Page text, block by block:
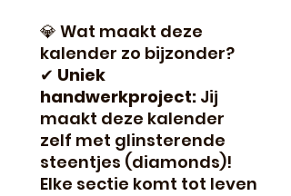
💎 Wat maakt deze
kalender zo bijzonder?
✔ Uniek
handwerkproject: Jij
maakt deze kalender
zelf met glinsterende
steentjes (diamonds)!
Elke sectie komt tot leven